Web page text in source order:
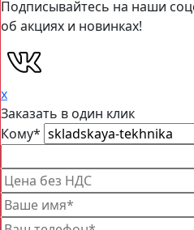
Подписывайтесь на наши
об акциях и новинках!
x
Заказать в один клик
Кому*